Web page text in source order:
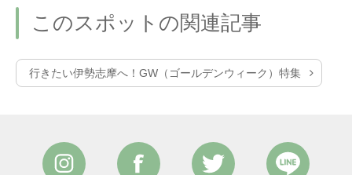
このスポットの関連記事
行きたい伊勢志摩へ！GW（ゴールデンウィーク）特集